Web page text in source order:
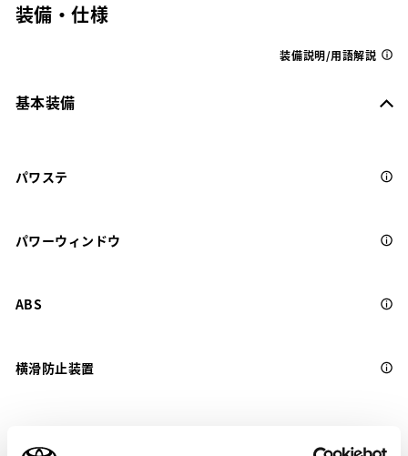
装備・仕様
装備説明/用語解説
基本装備
パワステ
パワーウィンドウ
ABS
横滑防止装置